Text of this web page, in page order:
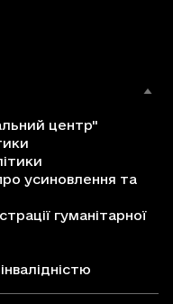
центр"
усиновлення та
гуманітарної